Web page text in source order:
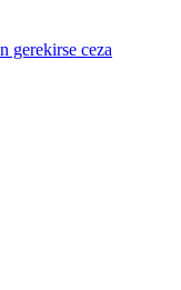
gerekirse ceza